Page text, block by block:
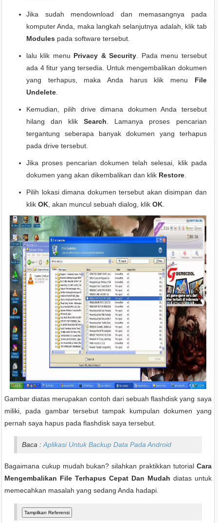
Jika sudah mendownload dan memasangnya pada
komputer Anda, maka langkah selanjutnya adalah, klik tab
Modules pada software tersebut.
lalu klik menu Privacy & Security . Pada menu tersebut
ada 4 fitur yang tersedia. Untuk mengembalikan dokumen
yang terhapus, maka Anda harus klik menu File
Undelete
Kemudian, pilih drive dimana dokumen Anda tersebut
hilang dan klikSearch . Lamanya proses pencarian
tergantung seberapa banyak dokumen yang terhapus
pada drive tersebut.
Jika proses pencarian dokumen telah selesai, klik pada
dokumen yang akan dikembalikan dan klik Restore
Pilih lokasi dimana dokumen tersebut akan disimpan dan
klik OK , akan muncul sebuah dialog, klik OK
Gambar diatas merupakan contoh dari sebuah flashdisk yang saya
miliki, pada gambar tersebut tampak kumpulan dokumen yang
pernah saya hapus pada flashdisk saya tersebut.
Baca : Aplikasi Untuk Backup Data Pada Android
Bagaimana cukup mudah bukan? silahkan praktikkan tutorial Cara
Mengembalikan File Terhapus Cepat Dan Mudah diatas untuk
memecahkan masalah yang sedang Anda hadapi.